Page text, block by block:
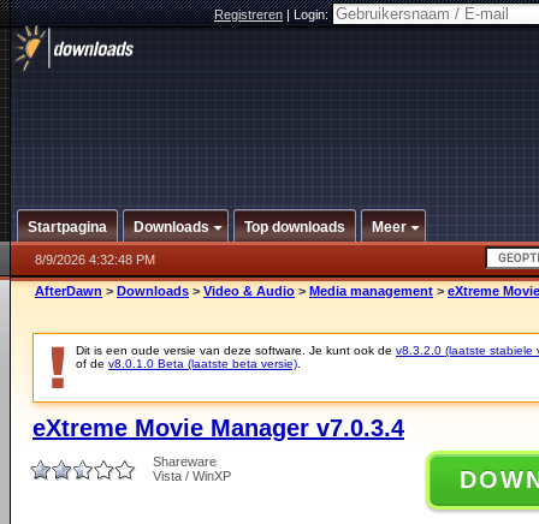
Registreren|Login:
Startpagina Downloads Top downloads Meer
8/9/2026 4:32:48 PM
AfterDawn > Downloads > Video & Audio > Media management > eXtreme
Dit is een oude versie van deze software. Je kunt ook de v8.3.2.0 (laatste stabiele
of de v8.0.1.0 Beta (laatste beta versie)
eXtreme Movie Manager v7.0.3.4
Shareware
Vista / WinXP